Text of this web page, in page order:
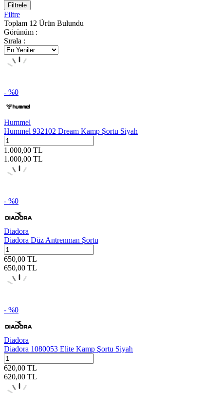
Filtrele
Filtre
Toplam 12 Ürün Bulundu
Görünüm :
Sırala :
- %0
Hummel
Hummel 932102 Dream Kamp Şortu Siyah
1.000,00 TL
1.000,00 TL
- %0
Diadora
Diadora Düz Antrenman Şortu
650,00 TL
650,00 TL
- %0
Diadora
Diadora 1080053 Elite Kamp Şortu Siyah
620,00 TL
620,00 TL